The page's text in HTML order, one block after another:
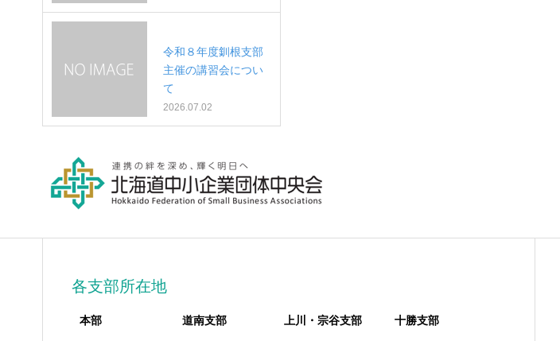
令和８年度釧根支部
主催の講習会につい
て
2026.07.02
各支部所在地
本部 道南支部 上川・宗谷支部 十勝支部